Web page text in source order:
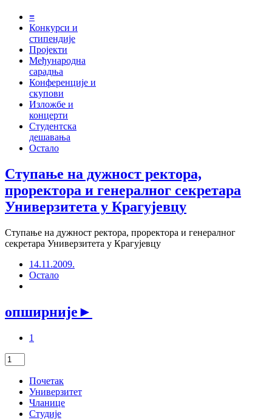
≡
Конкурси и
стипендије
Пројекти
Међународна
сарадња
Конференције и
скупови
Изложбе и
концерти
Студентска
дешавања
Остало
Ступање на дужност ректора,
проректора и генералног секретара
Универзитета у Крагујевцу
Ступање на дужност ректора, проректора и генералног
секретара Универзитета у Крагујевцу
14.11.2009.
Остало
опширније►
1
Почетак
Универзитет
Чланице
Студије